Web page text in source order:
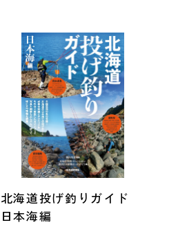
北海道投げ釣りガイド
日本海編